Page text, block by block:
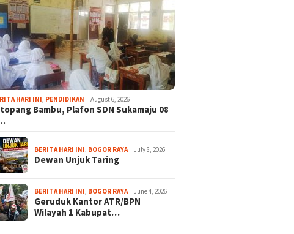
HARI INI PENDIDIKAN August 6, 2026
Bambu, Plafon SDN Sukamaju 08
BERITA HARI INI BOGOR RAYA July 8, 2026
Dewan Unjuk Taring
BERITA HARI INI BOGOR RAYA June 4, 2026
Geruduk Kantor ATR/BPN
Wilayah 1 Kabupat…